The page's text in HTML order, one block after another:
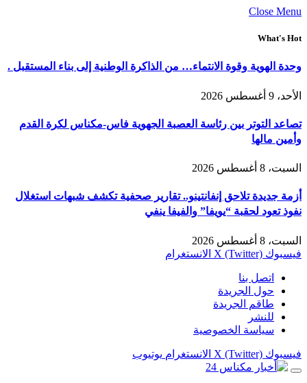
Close Menu
What's Hot
وحدة الهوية وقوة الانتماء… من الذاكرة الوطنية إلى بناء المستقبل .
الأحد، 9 أغسطس 2026
تصاعد التوتر بين رئاسة العصبة الجهوية فاس-مكناس لكرة القدم
وأمين مالها
السبت، 8 أغسطس 2026
أزمة جديدة تلاحق إنفانتينو.. تقارير صحفية تكشف شبهات استغلال
نفوذ تعود لحقبة “يويفا” والفيفا ينفي
السبت، 8 أغسطس 2026
فيسبوك X (Twitter) الانستغرام
اتصل بنا
حول الجريدة
طاقم الجريدة
للنشر
سياسة الخصوصية
فيسبوك X (Twitter) الانستغرام يوتيوب